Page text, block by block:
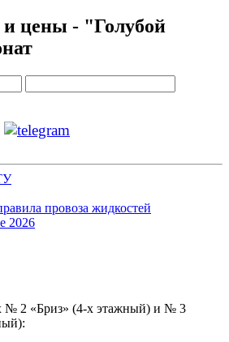
цены - "Голубой
провоза жидкостей
№ 2 «Бриз» (4-х этажный) и № 3